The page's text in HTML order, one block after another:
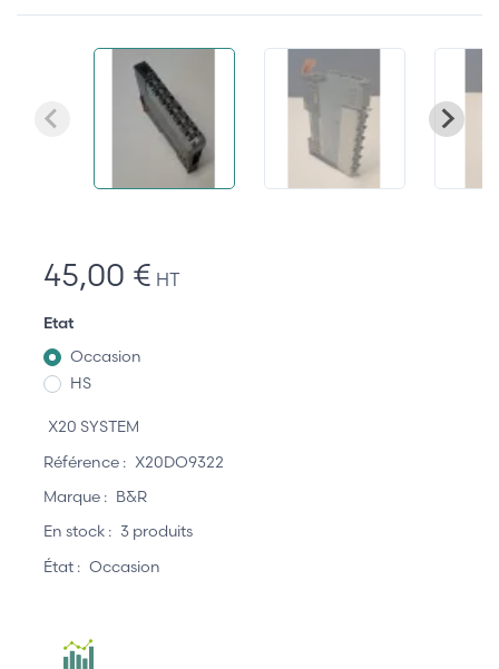
45,00 € HT
Etat
Occasion
HS
X20 SYSTEM
Référence : X20DO9322
Marque : B&R
En stock : 3 produits
État : Occasion